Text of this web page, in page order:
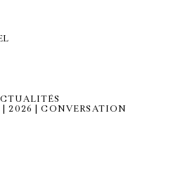
| 2026 | CONVERSATION